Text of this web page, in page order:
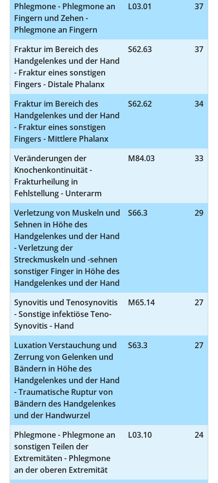
Phlegmone - Phlegmone an
Fingern und Zehen -
Phlegmone an Fingern
L03.01 37
Fraktur im Bereich des
Handgelenkes und der Hand
- Fraktur eines sonstigen
Fingers - Distale Phalanx
S62.63 37
Fraktur im Bereich des
Handgelenkes und der Hand
- Fraktur eines sonstigen
Fingers - Mittlere Phalanx
S62.62 34
Veränderungen der
Knochenkontinuität -
Frakturheilung in
Fehlstellung - Unterarm
M84.03 33
Verletzung von Muskeln und
Sehnen in Höhe des
Handgelenkes und der Hand
- Verletzung der
Streckmuskeln und -sehnen
sonstiger Finger in Höhe des
Handgelenkes und der Hand
S66.3 29
Synovitis und Tenosynovitis
- Sonstige infektiöse Teno-
Synovitis - Hand
M65.14 27
Luxation Verstauchung und
Zerrung von Gelenken und
Bändern in Höhe des
Handgelenkes und der Hand
- Traumatische Ruptur von
Bändern des Handgelenkes
und der Handwurzel
S63.3 27
Phlegmone - Phlegmone an
sonstigen Teilen der
Extremitäten - Phlegmone
an der oberen Extremität
L03.10 24